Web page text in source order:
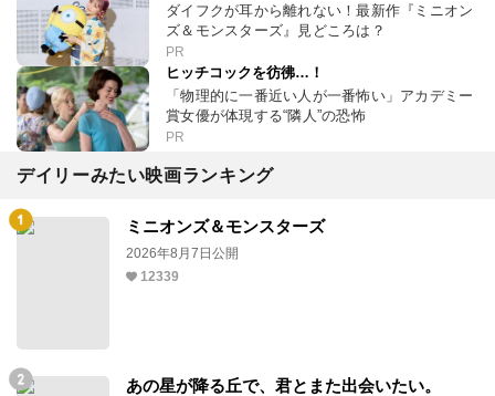
ダイフクが耳から離れない！最新作『ミニオン
ズ＆モンスターズ』見どころは？
PR
ヒッチコックを彷彿…！
「物理的に一番近い人が一番怖い」アカデミー
賞女優が体現する“隣人”の恐怖
PR
デイリーみたい映画ランキング
ミニオンズ＆モンスターズ
2026年8月7日公開
12339
あの星が降る丘で、君とまた出会いたい。